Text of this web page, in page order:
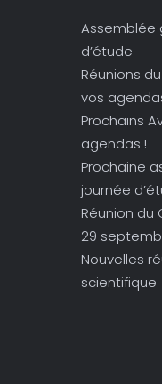
Assemblée
d’étude
Réunions
vos
Prochains
agendas !
Prochaine
journée
Réunion
29
Nouvelles
scientifique